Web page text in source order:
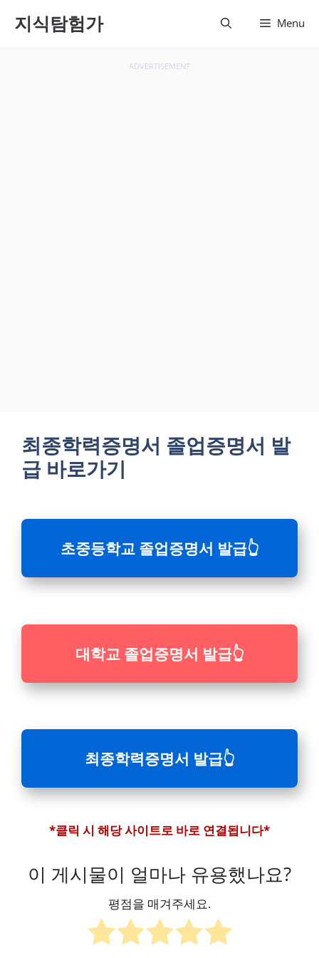
로 건지식탐험가 Menu
ADVERTISEMENT
최종학력증명서 졸업증명서 발
급 바로가기
초중등학교 졸업증명서 발급👆
대학교 졸업증명서 발급👆
최종학력증명서 발급👆
*클릭 시 해당 사이트로 바로 연결됩니다*
이 게시물이 얼마나 유용했나요?
평점을 매겨주세요.